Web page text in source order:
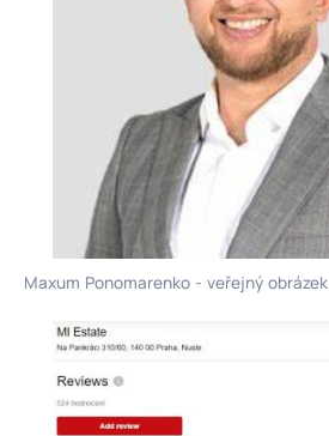
Maxum Ponomarenko - veřejný obrázek